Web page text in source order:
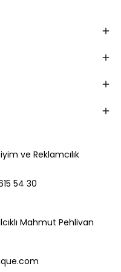
ve Reklamcılık
54 30
Mahmut Pehlivan